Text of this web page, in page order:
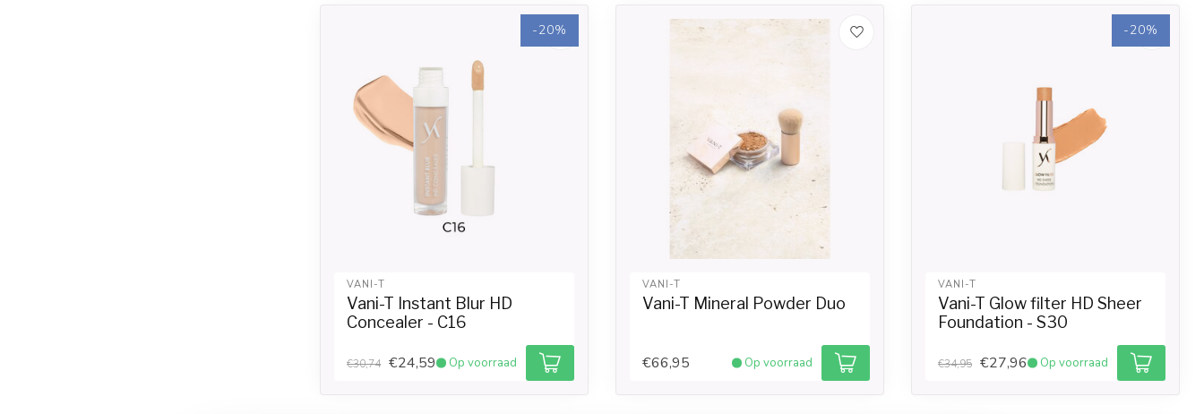
-20%
VANI-T
Vani-T Instant Blur HD
Concealer - C16
€30,74 €24,59 Op voorraad
VANI-T
Vani-T Mineral Powder Duo
€66,95 Op voorraad
-20%
VANI-T
Vani-T Glow filter HD Sheer
Foundation - S30
€34,95 €27,96 Op voorraad